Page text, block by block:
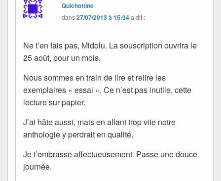
Quichottine
dans27/07/2013 à 15:34a dit :
Ne t’en fais pas, Midolu. La souscription ouvrira le
25 août, pour un mois.
Nous sommes en train de lire et relire les
exemplaires « essai ». Ce n’est pas inutile, cette
lecture sur papier.
J’ai hâte aussi, mais en allant trop vite notre
anthologie y perdrait en qualité.
Je t’embrasse affectueusement. Passe une douce
journée.